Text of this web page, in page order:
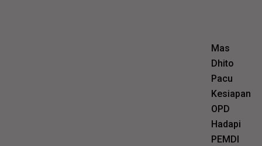
Mas
Dhito
Pacu
Kesiapan
OPD
Hadapi
PEMDI